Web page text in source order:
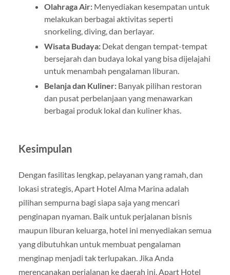
Olahraga Air:Menyediakan kesempatan untuk
melakukan berbagai aktivitas seperti
snorkeling, diving, dan berlayar.
Wisata Budaya:Dekat dengan tempat-tempat
bersejarah dan budaya lokal yang bisa dijelajahi
untuk menambah pengalaman liburan.
Belanja dan Kuliner:Banyak pilihan restoran
dan pusat perbelanjaan yang menawarkan
berbagai produk lokal dan kuliner khas.
Kesimpulan
Dengan fasilitas lengkap, pelayanan yang ramah, dan
lokasi strategis, Apart Hotel Alma Marina adalah
pilihan sempurna bagi siapa saja yang mencari
penginapan nyaman. Baik untuk perjalanan bisnis
maupun liburan keluarga, hotel ini menyediakan semua
yang dibutuhkan untuk membuat pengalaman
menginap menjadi tak terlupakan. Jika Anda
merencanakan perjalanan ke daerah ini, Apart Hotel